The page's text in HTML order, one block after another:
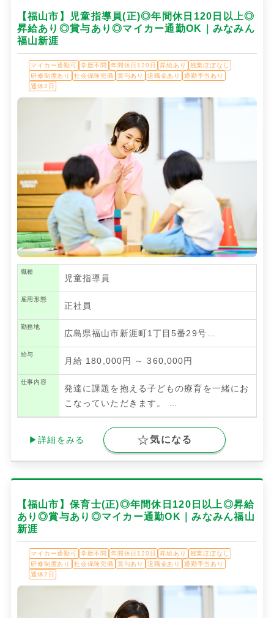
【福山市】児童指導員(正)◎年間休日120日以上◎
昇給あり◎賞与あり◎マイカー通勤OK｜みなみん
福山新涯
マイカー通勤可 学歴不問 年間休日120日 昇給あり
残業ほぼなし
研修制度あり
社会保険完備 賞与あり 退職金あり
通勤手当あり
週休2日
職種
児童指導員
雇用形態
正社員
勤務地
広島県福山市新涯町1丁目5番29号…
給与
月給 180,000円 ～ 360,000円
仕事内容
発達に課題を抱える子どもの療育を一緒にお
こなっていただきます。
…
▶詳細をみる 気になる
【福山市】保育士(正)◎年間休日120日以上◎昇給
あり◎賞与あり◎マイカー通勤OK｜みなみん福山
新涯
マイカー通勤可 学歴不問 年間休日120日 昇給あり
残業ほぼなし
研修制度あり
社会保険完備 賞与あり 退職金あり
通勤手当あり
週休2日